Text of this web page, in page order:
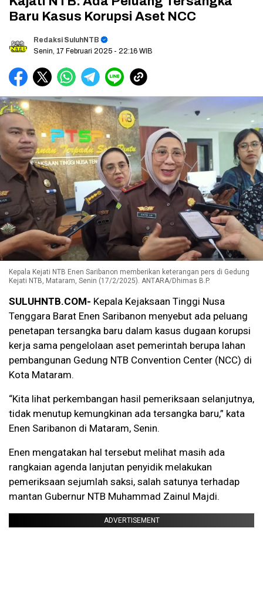
Baru Kasus Korupsi Aset NCC
Redaksi SuluhNTB
Senin, 17 Februari 2025 - 22:16 WIB
Kepala Kejati NTB Enen Saribanon memberikan keterangan pers di Gedung
Kejati NTB, Mataram, Senin (17/2/2025). ANTARA/Dhimas B.P.
SULUHNTB.COM- Kepala Kejaksaan Tinggi Nusa
Tenggara Barat Enen Saribanon menyebut ada peluang
penetapan tersangka baru dalam kasus dugaan korupsi
kerja sama pengelolaan aset pemerintah berupa lahan
pembangunan Gedung NTB Convention Center (NCC) di
Kota Mataram.
“Kita lihat perkembangan hasil pemeriksaan selanjutnya,
tidak menutup kemungkinan ada tersangka baru,” kata
Enen Saribanon di Mataram, Senin.
Enen mengatakan hal tersebut melihat masih ada
rangkaian agenda lanjutan penyidik melakukan
pemeriksaan sejumlah saksi, salah satunya terhadap
mantan Gubernur NTB Muhammad Zainul Majdi.
ADVERTISEMENT